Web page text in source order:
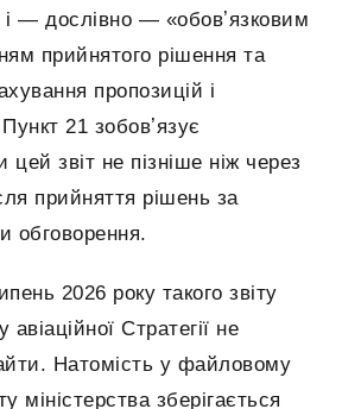
і — дослівно — «обовʼязковим
прийнятого рішення та
пропозицій і
21 зобовʼязує
звіт не пізніше ніж через
прийняття рішень за
обговорення.
2026 року такого звіту
Стратегії не
Натомість у файловому
міністерства зберігається